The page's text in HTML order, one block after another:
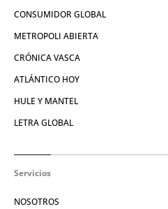
CONSUMIDOR GLOBAL
METROPOLI ABIERTA
CRÓNICA VASCA
ATLÁNTICO HOY
HULE Y MANTEL
LETRA GLOBAL
Servicios
NOSOTROS